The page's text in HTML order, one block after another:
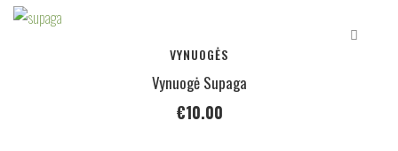
VYNUOGĖS
Vynuogė Supaga
€10.00